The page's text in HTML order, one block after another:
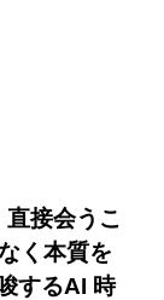
接会うこ
く本質を
するAI 時